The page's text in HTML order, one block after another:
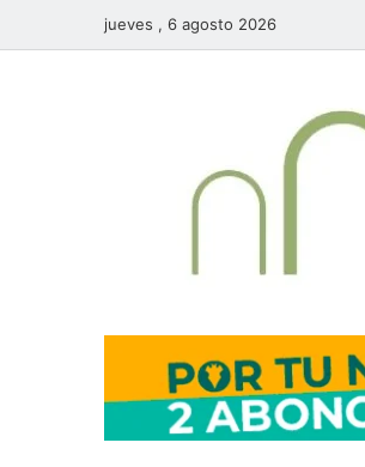
jueves , 6 agosto 2026